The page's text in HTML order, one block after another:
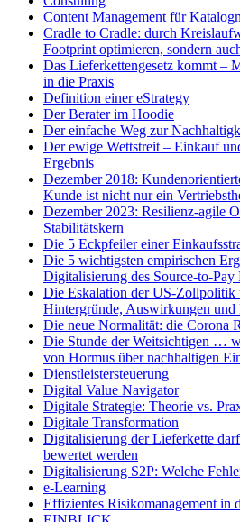
Content Management für
Cradle to Cradle: durch
Footprint optimieren, sondern
Das Lieferkettengesetz kommt –
in die Praxis
Definition einer eStrategy
Der Berater im Hoodie
Der einfache Weg zur
Der ewige Wettstreit – Einkauf
Ergebnis
Dezember 2018:
Kunde ist nicht nur ein
Dezember 2023: Resilienz-agile
Stabilitätskern
Die 5 Eckpfeiler einer
Die 5 wichtigsten empirischen
Digitalisierung des Source-to-Pay
Die Eskalation der US-Zollpolitik
Hintergründe, Auswirkungen und
Die neue Normalität: die Corona
Die Stunde der Weitsichtigen …
von Hormus über nachhaltigen
Dienstleistersteuerung
Digital Value Navigator
Digitale Strategie: Theorie vs.
Digitale Transformation
Digitalisierung der Lieferkette
bewertet werden
Digitalisierung S2P: Welche
e-Learning
Effizientes Risikomanagement in